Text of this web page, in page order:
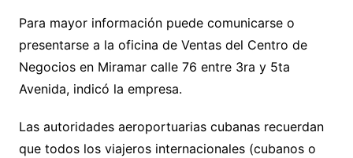
Para mayor información puede comunicarse o
presentarse a la oficina de Ventas del Centro de
Negocios en Miramar calle 76 entre 3ra y 5ta
Avenida, indicó la empresa.
Las autoridades aeroportuarias cubanas recuerdan
que todos los viajeros internacionales (cubanos o